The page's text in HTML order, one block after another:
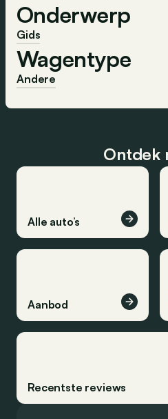
Onderwerp
Gids
Wagentype
Andere
Ontdek
Alle auto’s
Aanbod
Recentste reviews